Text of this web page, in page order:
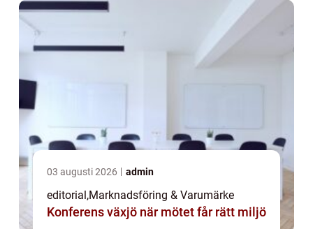
03 augusti 2026 admin
editorial ,Marknadsföring & Varumärke
Konferens växjö när mötet får rätt miljö